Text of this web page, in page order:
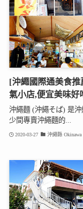
[沖繩國際通美食
氣小店,便宜美味好
沖繩麵 (沖繩そば) 是
少間專賣沖繩麵的...
2020-03-27 沖繩縣 Okinawa